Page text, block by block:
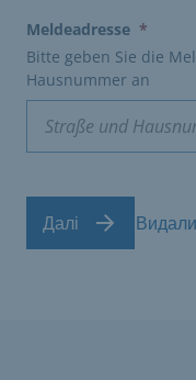
Meldeadresse *
Bitte geben Sie die
Hausnummer an
Далі